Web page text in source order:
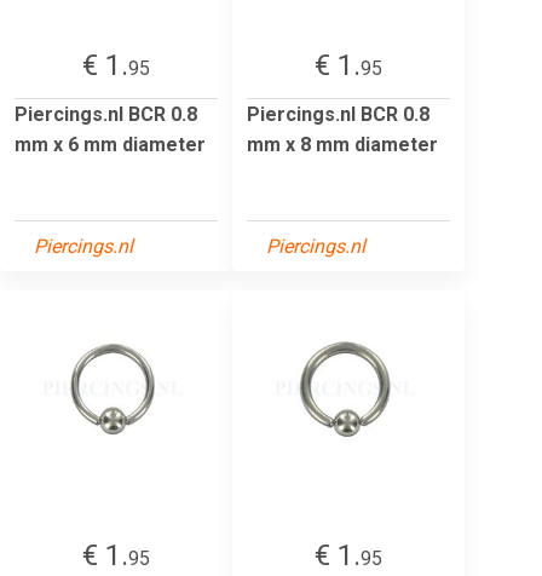
€ 1.95
Piercings.nl BCR 0.8
mm x 6 mm diameter
Piercings.nl
€ 1.95
Piercings.nl BCR 0.8
mm x 8 mm diameter
Piercings.nl
€ 1.95
€ 1.95